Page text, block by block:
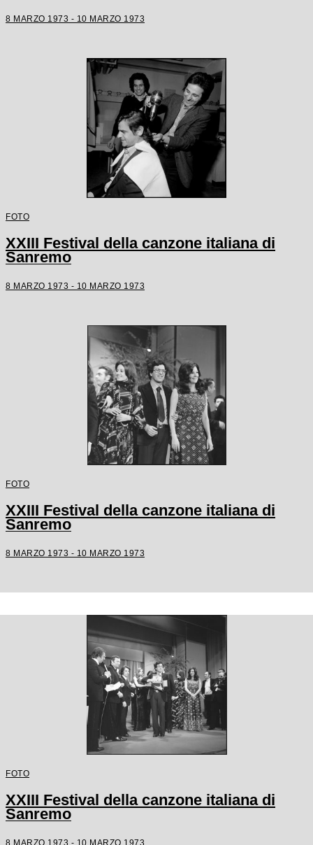
8 MARZO 1973 - 10 MARZO 1973
FOTO
XXIII Festival della canzone italiana di
Sanremo
8 MARZO 1973 - 10 MARZO 1973
FOTO
XXIII Festival della canzone italiana di
Sanremo
8 MARZO 1973 - 10 MARZO 1973
FOTO
XXIII Festival della canzone italiana di
Sanremo
8 MARZO 1973 - 10 MARZO 1973